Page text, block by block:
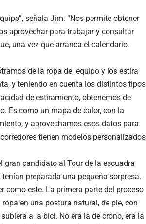
señala Jim. “Nos permite obtener
aprovechar para trabajar y consultar
una vez que arranca el calendario,
de la ropa del equipo y los estira
y teniendo en cuenta los distintos tipos
de estiramiento, obtenemos de
Es como un mapa de calor, con la
y aprovechamos esos datos para
tienen modelos personalizados
gran candidato al Tour de la escuadra
preparada una pequeña sorpresa.
como este. La primera parte del proceso
en una postura natural, de pie, con
a la bici. No era la de crono, era la